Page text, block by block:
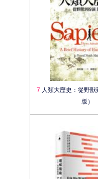
7 人類大歷史：從野
版）